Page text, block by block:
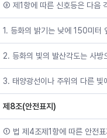
③ 제1항에 따른 신호등은 다음
1. 등화의 밝기는 낮에 150미터
2. 등화의 빛의 발산각도는 사
3. 태양광선이나 주위의 다른 빛
제8조(안전표지)
① 법 제4조제1항에 따른 안전